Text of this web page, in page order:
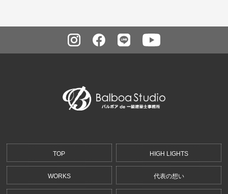
TOP HIGH LIGHTS
WORKS 代表の想い